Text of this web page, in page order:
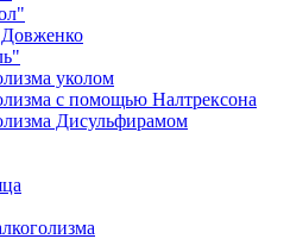
уколом
с помощью Налтрексона
Дисульфирамом